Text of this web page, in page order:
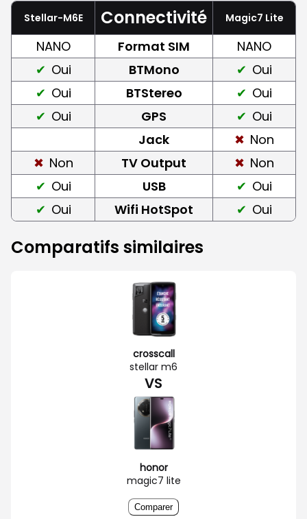
Stellar-M6E Connectivité Magic7 Lite
NANO Format SIM
NANO
Oui
BTMono
Oui
Oui
BTStereo
Oui
Oui
GPS
Oui
Jack
Non
Non
TV Output
Non
Oui
USB
Oui
Oui
Wifi HotSpot Oui
Comparatifs similaires
crosscall
stellar m6
VS
honor
magic7 lite
Comparer